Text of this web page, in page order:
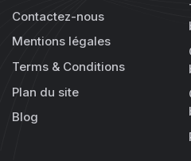
Contactez-nous
Mentions légales
Terms & Conditions
Plan du site
Blog